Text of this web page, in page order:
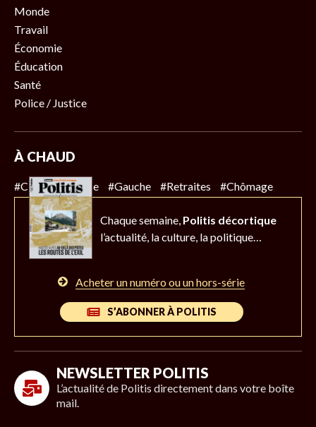
Monde
Travail
Économie
Éducation
Santé
Police / Justice
À CHAUD
#Climat #Police #Gauche #Retraites #Chômage
Chaque semaine, Politis décortique
l’actualité, la culture, la politique…
Acheter un numéro ou un hors-série
S’ABONNER À POLITIS
NEWSLETTER POLITIS
L’actualité de Politis directement dans votre boîte
mail.